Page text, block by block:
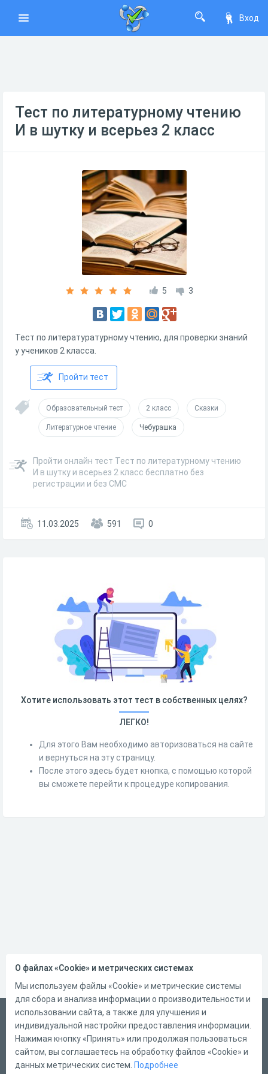
Вход
Тест по литературному чтению
И в шутку и всерьез 2 класс
5 3
Тест по литературатурному чтению, для проверки знаний
у учеников 2 класса.
Пройти тест
Образовательный тест 2 класс Сказки
Литературное чтение Чебурашка
Пройти онлайн тест Тест по литературному чтению
И в шутку и всерьез 2 класс бесплатно без
регистрации и без СМС
11.03.2025 591 0
Хотите использовать этот тест в собственных целях?
ЛЕГКО!
Для этого Вам необходимо авторизоваться на сайте
и вернуться на эту страницу.
После этого здесь будет кнопка, с помощью которой
вы сможете перейти к процедуре копирования.
Русский
Справка
Форма обратной связи
О файлах «Cookie» и метрических системах
Мы используем файлы «Cookie» и метрические системы
для сбора и анализа информации о производительности и
использовании сайта, а также для улучшения и
индивидуальной настройки предоставления информации.
Нажимая кнопку «Принять» или продолжая пользоваться
сайтом, вы соглашаетесь на обработку файлов «Cookie» и
данных метрических систем. Подробнее